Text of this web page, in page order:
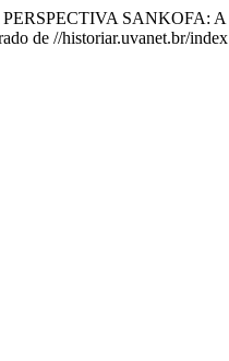
SANKOFA:
de //historiar.uvanet.br/